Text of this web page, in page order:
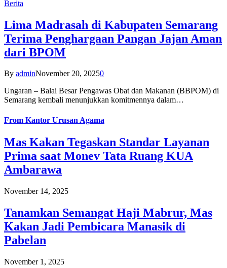
Berita
Lima Madrasah di Kabupaten Semarang
Terima Penghargaan Pangan Jajan Aman
dari BPOM
By adminNovember 20, 20250
Ungaran – Balai Besar Pengawas Obat dan Makanan (BBPOM) di
Semarang kembali menunjukkan komitmennya dalam…
From Kantor Urusan Agama
Mas Kakan Tegaskan Standar Layanan
Prima saat Monev Tata Ruang KUA
Ambarawa
November 14, 2025
Tanamkan Semangat Haji Mabrur, Mas
Kakan Jadi Pembicara Manasik di
Pabelan
November 1, 2025